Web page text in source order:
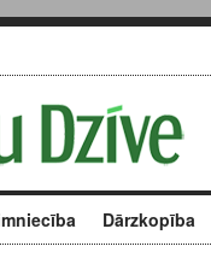
Dārzkopība